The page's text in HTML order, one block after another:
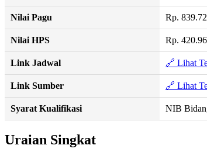
Nilai Pagu Rp.
Nilai HPS Rp.
Link Jadwal 🔗 Lihat
Link Sumber 🔗 Lihat
Syarat Kualifikasi NIB
Uraian Singkat